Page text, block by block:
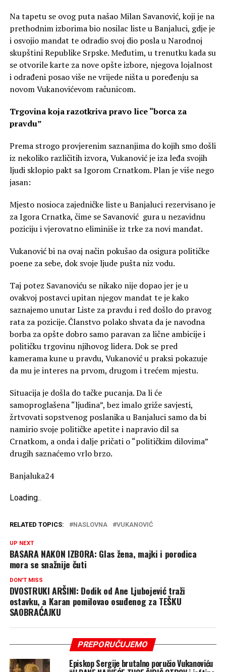
Na tapetu se ovog puta našao Milan Savanović, koji je na
prethodnim izborima bio nosilac liste u Banjaluci, gdje je
i osvojio mandat te odradio svoj dio posla u Narodnoj
skupštini Republike Srpske. Međutim, u trenutku kada su
se otvorile karte za nove opšte izbore, njegova lojalnost
i odrađeni posao više ne vrijede ništa u poređenju sa
novom Vukanovićevom računicom.
Trgovina koja razotkriva pravo lice “borca za
pravdu”
Prema strogo provjerenim saznanjima do kojih smo došli
iz nekoliko različitih izvora, Vukanović je iza leđa svojih
ljudi sklopio pakt sa Igorom Crnatkom. Plan je više nego
jasan:
Mjesto nosioca zajedničke liste u Banjaluci rezervisano je
za Igora Crnatka, čime se Savanović gura u nezavidnu
poziciju i vjerovatno eliminiše iz trke za novi mandat.
Vukanović bi na ovaj način pokušao da osigura političke
poene za sebe, dok svoje ljude pušta niz vodu.
Taj potez Savanoviću se nikako nije dopao jer je u
ovakvoj postavci upitan njegov mandat te je kako
saznajemo unutar Liste za pravdu i red došlo do pravog
rata za pozicije. Članstvo polako shvata da je navodna
borba za opšte dobro samo paravan za lične ambicije i
političku trgovinu njihovog lidera. Dok se pred
kamerama kune u pravdu, Vukanović u praksi pokazuje
da mu je interes na prvom, drugom i trećem mjestu.
Situacija je došla do tačke pucanja. Da li će
samoproglašena “ljudina”, bez imalo griže savjesti,
žrtvovati sopstvenog poslanika u Banjaluci samo da bi
namirio svoje političke apetite i napravio dil sa
Crnatkom, a onda i dalje pričati o “političkim dilovima”
drugih saznaćemo vrlo brzo.
Banjaluka24
Loading...
RELATED TOPICS: NASLOVNA VUKANOVIĆ
UP NEXT
BASARA NAKON IZBORA: Glas žena, majki i porodica
mora se snažnije čuti
DON'T MISS
DVOSTRUKI ARŠINI: Dodik od Ane Ljubojević traži
ostavku, a Karan pomilovao osuđenog za TEŠKU
SAOBRAĆAJKU
PREPORUČUJEMO
Episkop Sergije brutalno poručio Vukanoviću